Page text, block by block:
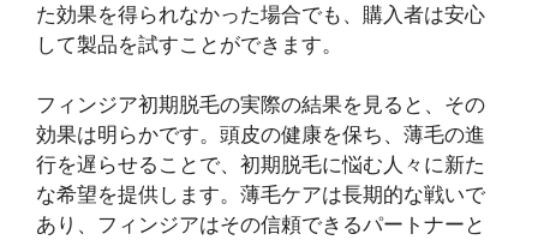
た効果を得られなかった場合でも、購入者は安心
して製品を試すことができます。
フィンジア初期脱毛の実際の結果を見ると、その
効果は明らかです。頭皮の健康を保ち、薄毛の進
行を遅らせることで、初期脱毛に悩む人々に新た
な希望を提供します。薄毛ケアは長期的な戦いで
あり、フィンジアはその信頼できるパートナーと